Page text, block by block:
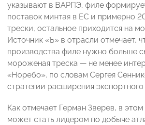
указывают в ВАРПЭ, филе
поставок минтая в ЕС и примерно
трески, остальное приходится на
Источник «Ъ» в отрасли отмечает,
производства филе нужно больше
мороженая треска — не менее
«Норебо», по словам Сергея
стратегии расширения
Как отмечает Герман Зверев, в этом
может стать лидером по добыче